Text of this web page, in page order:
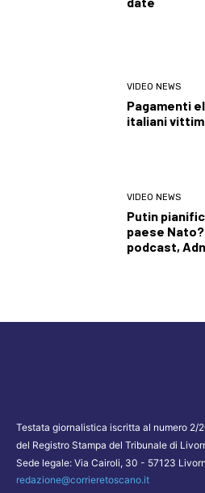
VIDEO NEWS
Pagamenti
italiani
VIDEO NEWS
Putin
paese
podcast,
Testata giornalistica iscritta al numero 2/
del Registro Stampa del Tribunale di
Sede legale: Via Cairoli, 30 - 57123
redazione@corrieretoscano.it